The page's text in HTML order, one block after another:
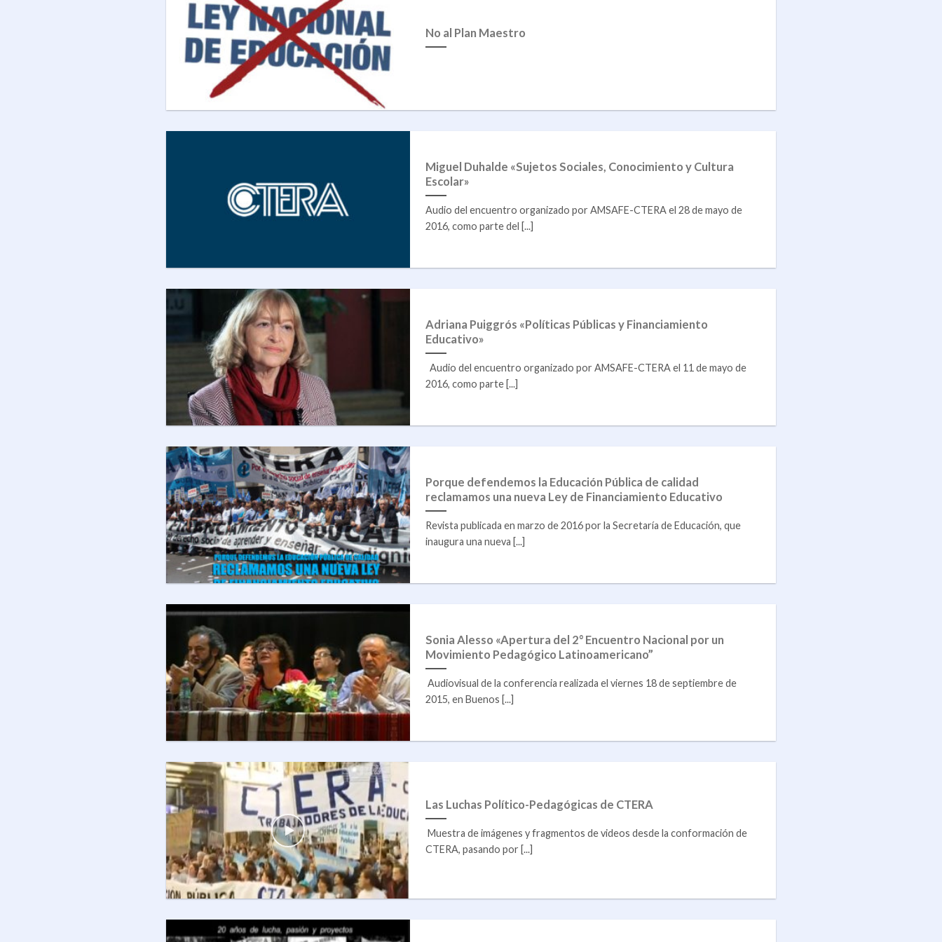
No al Plan Maestro
Miguel Duhalde «Sujetos Sociales, Conocimiento y Cultura
Escolar»
Audio del encuentro organizado por AMSAFE-CTERA el 28 de mayo de
2016, como parte del [...]
Adriana Puiggrós «Políticas Públicas y Financiamiento
Educativo»
Audio del encuentro organizado por AMSAFE-CTERA el 11 de mayo de
2016, como parte [...]
Porque defendemos la Educación Pública de calidad
reclamamos una nueva Ley de Financiamiento Educativo
Revista publicada en marzo de 2016 por la Secretaría de Educación, que
inaugura una nueva [...]
Sonia Alesso «Apertura del 2° Encuentro Nacional por un
Movimiento Pedagógico Latinoamericano”
Audiovisual de la conferencia realizada el viernes 18 de septiembre de
2015, en Buenos [...]
Las Luchas Político-Pedagógicas de CTERA
Muestra de imágenes y fragmentos de videos desde la conformación de
CTERA, pasando por [...]